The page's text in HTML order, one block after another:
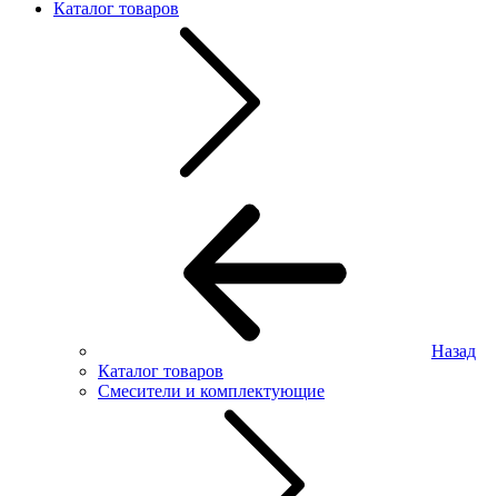
Каталог товаров
Назад
Каталог товаров
Смесители и комплектующие